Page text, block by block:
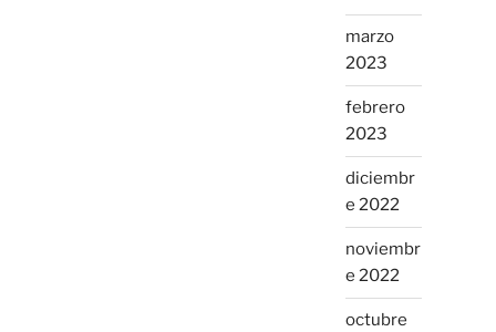
marzo
2023
febrero
2023
diciembr
e 2022
noviembr
e 2022
octubre